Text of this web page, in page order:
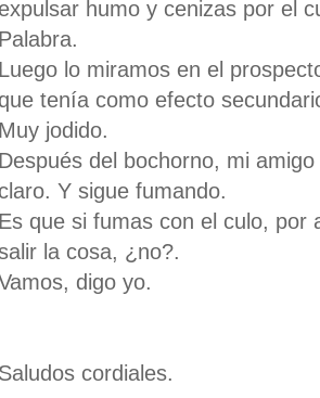
expulsar humo y cenizas por el
Palabra.
Luego lo miramos en el
que tenía como efecto
Muy jodido.
Después del bochorno, mi
claro. Y sigue fumando.
Es que si fumas con el culo, por
la cosa, ¿no?.
digo yo.
Saludos cordiales.